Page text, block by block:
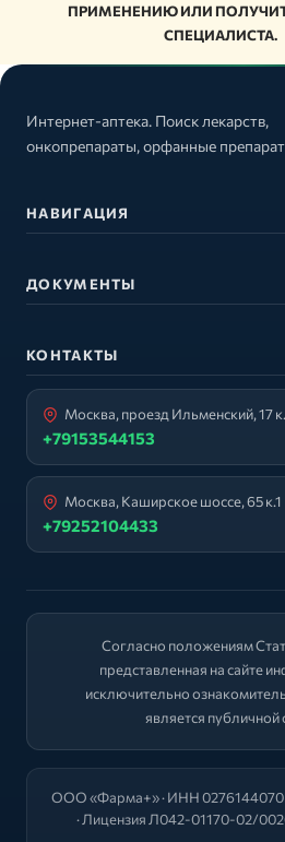
ПРИМЕНЕНИЮ ИЛИ
СПЕЦИАЛИСТА.
Интернет-аптека. Поиск лекарств,
онкопрепараты, орфанные
НАВИГАЦИЯ
ДОКУМЕНТЫ
КОНТАКТЫ
Москва, проезд Ильменский, 17
+79153544153
Москва, Каширское шоссе, 65 к.1
+79252104433
Согласно положениям
представленная на сайте
исключительно
является публичной
ООО «Фарма+» · ИНН 0276144070
· Лицензия Л042-01170-02/